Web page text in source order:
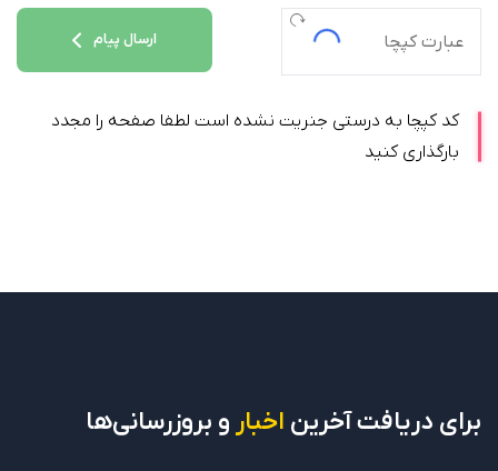
ارسال پیام
کد کپچا به درستی جنریت نشده است لطفا صفحه را مجدد
بارگذاری کنید
برای دریافتآخرین اخبار و بروزرسانی‌ها